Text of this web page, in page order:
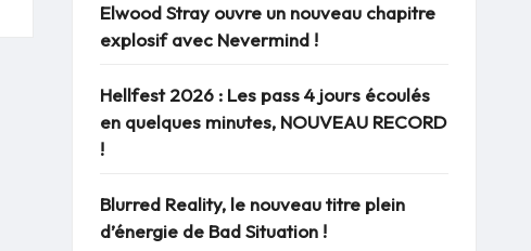
Elwood Stray ouvre un nouveau chapitre
explosif avec Nevermind !
Hellfest 2026 : Les pass 4 jours écoulés
en quelques minutes, NOUVEAU RECORD
!
Blurred Reality, le nouveau titre plein
d’énergie de Bad Situation !